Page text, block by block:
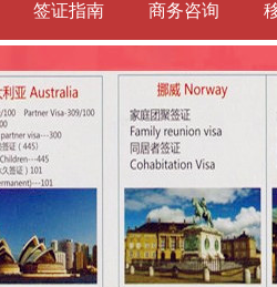
签证指南 商务咨询